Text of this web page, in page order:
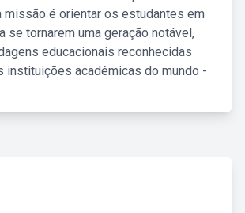
missão é orientar os estudantes em
se tornarem uma geração notável,
educacionais reconhecidas
instituições acadêmicas do mundo -